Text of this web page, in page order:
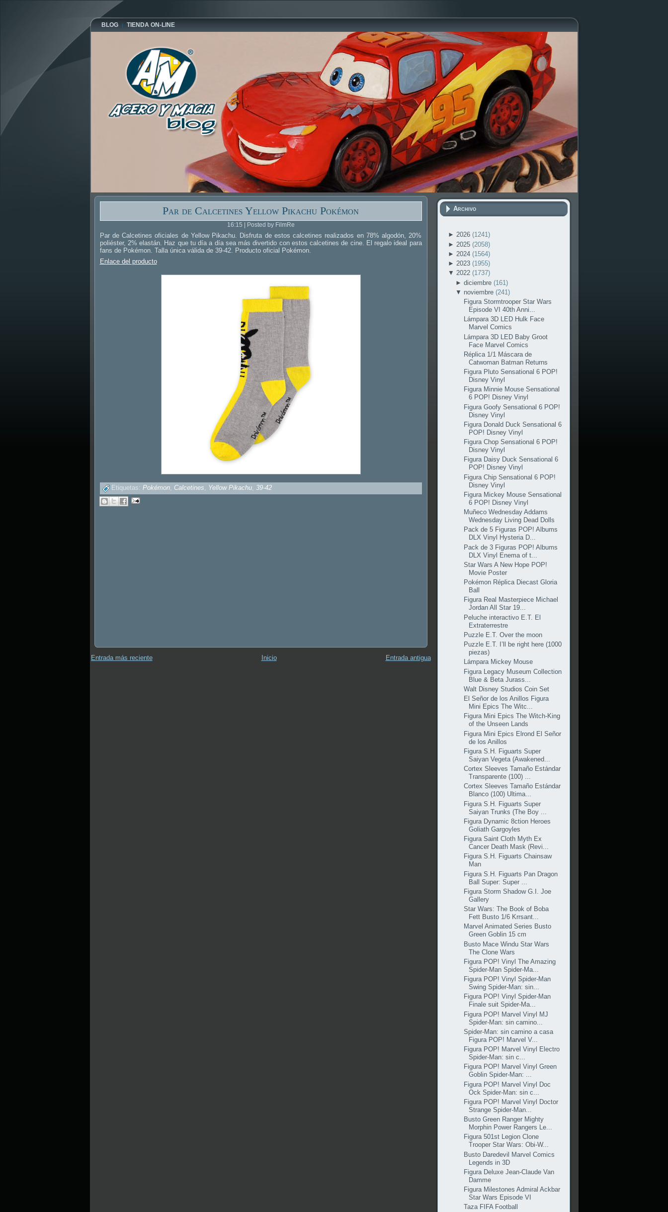
BLOG TIENDA ON-LINE
Par de Calcetines Yellow Pikachu Pokémon
16:15 | Posted by FilmRe
Par de Calcetines oficiales de Yellow Pikachu. Disfruta de estos calcetines realizados en 78% algodón, 20%
poliéster, 2% elastán. Haz que tu día a día sea más divertido con estos calcetines de cine. El regalo ideal para
fans de Pokémon. Talla única válida de 39-42. Producto oficial Pokémon.
Enlace del producto
Etiquetas: Pokémon, Calcetines, Yellow Pikachu, 39-42
Entrada más reciente Entrada antigua
Inicio
Archivo
► 2026 (1241)
► 2025 (2058)
► 2024 (1564)
► 2023 (1955)
▼ 2022 (1737)
►diciembre(161)
▼ noviembre(241)
Figura Stormtrooper Star Wars
Episode VI 40th Anni...
Lámpara 3D LED Hulk Face
Marvel Comics
Lámpara 3D LED Baby Groot
Face Marvel Comics
Réplica 1/1 Máscara de
Catwoman Batman Returns
Figura Pluto Sensational 6 POP!
Disney Vinyl
Figura Minnie Mouse Sensational
6 POP! Disney Vinyl
Figura Goofy Sensational 6 POP!
Disney Vinyl
Figura Donald Duck Sensational 6
POP! Disney Vinyl
Figura Chop Sensational 6 POP!
Disney Vinyl
Figura Daisy Duck Sensational 6
POP! Disney Vinyl
Figura Chip Sensational 6 POP!
Disney Vinyl
Figura Mickey Mouse Sensational
6 POP! Disney Vinyl
Muñeco Wednesday Addams
Wednesday Living Dead Dolls
Pack de 5 Figuras POP! Albums
DLX Vinyl Hysteria D...
Pack de 3 Figuras POP! Albums
DLX Vinyl Enema of t...
Star Wars A New Hope POP!
Movie Poster
Pokémon Réplica Diecast Gloria
Ball
Figura Real Masterpiece Michael
Jordan All Star 19...
Peluche interactivo E.T. El
Extraterrestre
Puzzle E.T. Over the moon
Puzzle E.T. I’ll be right here (1000
piezas)
Lámpara Mickey Mouse
Figura Legacy Museum Collection
Blue & Beta Jurass...
Walt Disney Studios Coin Set
El Señor de los Anillos Figura
Mini Epics The Witc...
Figura Mini Epics The Witch-King
of the Unseen Lands
Figura Mini Epics Elrond El Señor
de los Anillos
Figura S.H. Figuarts Super
Saiyan Vegeta (Awakened...
Cortex Sleeves Tamaño Estándar
Transparente (100) ...
Cortex Sleeves Tamaño Estándar
Blanco (100) Ultima...
Figura S.H. Figuarts Super
Saiyan Trunks (The Boy ...
Figura Dynamic 8ction Heroes
Goliath Gargoyles
Figura Saint Cloth Myth Ex
Cancer Death Mask (Revi...
Figura S.H. Figuarts Chainsaw
Man
Figura S.H. Figuarts Pan Dragon
Ball Super: Super ...
Figura Storm Shadow G.I. Joe
Gallery
Star Wars: The Book of Boba
Fett Busto 1/6 Krrsant...
Marvel Animated Series Busto
Green Goblin 15 cm
Busto Mace Windu Star Wars
The Clone Wars
Figura POP! Vinyl The Amazing
Spider-Man Spider-Ma...
Figura POP! Vinyl Spider-Man
Swing Spider-Man: sin...
Figura POP! Vinyl Spider-Man
Finale suit Spider-Ma...
Figura POP! Marvel Vinyl MJ
Spider-Man: sin camino...
Spider-Man: sin camino a casa
Figura POP! Marvel V...
Figura POP! Marvel Vinyl Electro
Spider-Man: sin c...
Figura POP! Marvel Vinyl Green
Goblin Spider-Man: ...
Figura POP! Marvel Vinyl Doc
Ock Spider-Man: sin c...
Figura POP! Marvel Vinyl Doctor
Strange Spider-Man...
Busto Green Ranger Mighty
Morphin Power Rangers Le...
Figura 501st Legion Clone
Trooper Star Wars: Obi-W...
Busto Daredevil Marvel Comics
Legends in 3D
Figura Deluxe Jean-Claude Van
Damme
Figura Milestones Admiral Ackbar
Star Wars Episode VI
Taza FIFA Football